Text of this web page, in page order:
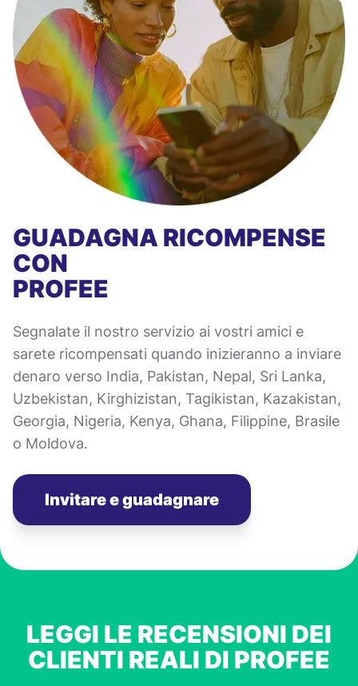
GUADAGNA RICOMPENSE
CON
PROFEE
Segnalate il nostro servizio ai vostri amici e
sarete ricompensati quando inizieranno a inviare
denaro verso India, Pakistan, Nepal, Sri Lanka,
Uzbekistan, Kirghizistan, Tagikistan, Kazakistan,
Georgia, Nigeria, Kenya, Ghana, Filippine, Brasile
o Moldova.
Invitare e guadagnare
LEGGI LE RECENSIONI DEI
CLIENTI REALI DI PROFEE